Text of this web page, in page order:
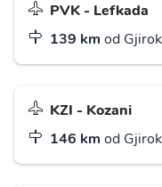
PVK - Lefkada
139 km od
KZI - Kozani
146 km od